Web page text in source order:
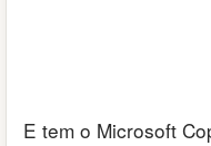
E tem o Microsoft